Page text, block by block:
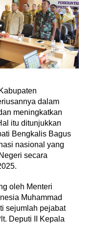
dalam
meningkatkan
itu ditunjukkan
Bengkalis Bagus
nasional yang
secara
oleh Menteri
Muhammad
sejumlah pejabat
Deputi II Kepala